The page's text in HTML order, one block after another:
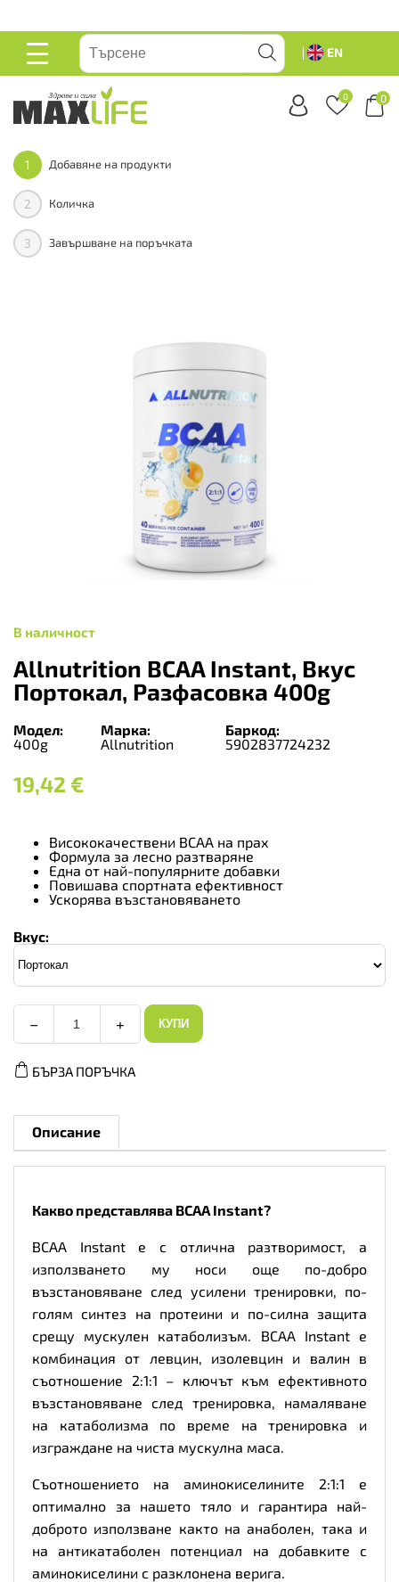
ОСНОВНО
EN
0 0
1 Добавяне на продукти
2 Количка
3 Завършване на поръчката
В наличност
Allnutrition BCAA Instant, Вкус
Портокал, Разфасовка 400g
Модел:
400g
Марка:
Allnutrition
Баркод:
5902837724232
19,42 €
Висококачествени BCAA на прах
Формула за лесно разтваряне
Една от най-популярните добавки
Повишава спортната ефективност
Ускорява възстановяването
Вкус:
−
Allnutrition
BCAA
Вкус
400g
количество
+ КУПИ
БЪРЗА ПОРЪЧКА
Описание
Какво представлява BCAA Instant?
BCAA Instant е с отлична разтворимост, а
използването му носи още по-добро
възстановяване след усилени тренировки, по-
голям синтез на протеини и по-силна защита
срещу мускулен катаболизъм. BCAA Instant е
комбинация от левцин, изолевцин и валин в
съотношение 2:1:1 – ключът към ефективното
възстановяване след тренировка, намаляване
на катаболизма по време на тренировка и
изграждане на чиста мускулна маса.
Съотношението на аминокиселините 2:1:1 е
оптимално за нашето тяло и гарантира най-
доброто използване както на анаболен, така и
на антикатаболен потенциал на добавките с
аминокиселини с разклонена верига.